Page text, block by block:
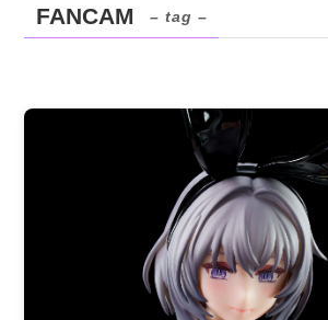
FANCAM – tag –